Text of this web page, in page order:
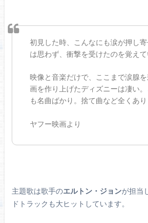
初見した時、こんなにも涙が押し
は思わず、衝撃を受けたのを覚えて
映像と音楽だけで、ここまで涙腺
画を作り上げたディズニーは凄い
も名曲ばかり。捨て曲など全くあり
ヤフー映画より
主題歌は歌手のエルトン・ジョンが担当
ドトラックも大ヒットしています。